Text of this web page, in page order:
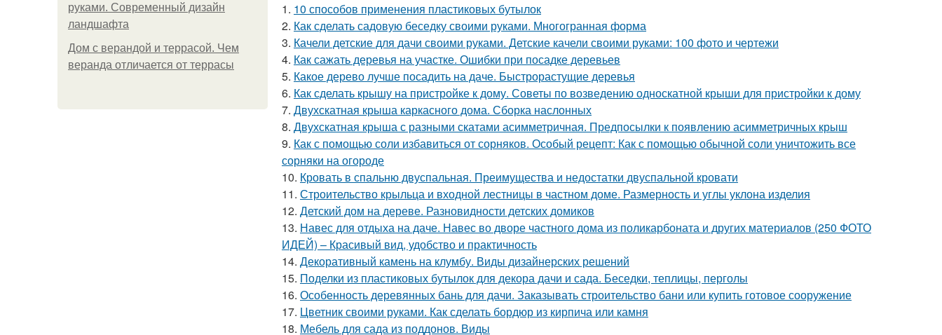
руками. Современный дизайн
ландшафта
Дом с верандой и террасой. Чем
веранда отличается от террасы
1. 10 способов применения пластиковых бутылок
2. Как сделать садовую беседку своими руками. Многогранная форма
3. Качели детские для дачи своими руками. Детские качели своими руками: 100 фото и чертежи
4. Как сажать деревья на участке. Ошибки при посадке деревьев
5. Какое дерево лучше посадить на даче. Быстрорастущие деревья
6. Как сделать крышу на пристройке к дому. Советы по возведению односкатной крыши для пристройки к дому
7. Двухскатная крыша каркасного дома. Сборка наслонных
8. Двухскатная крыша с разными скатами асимметричная. Предпосылки к появлению асимметричных крыш
9. Как с помощью соли избавиться от сорняков. Особый рецепт: Как с помощью обычной соли уничтожить все
сорняки на огороде
10. Кровать в спальню двуспальная. Преимущества и недостатки двуспальной кровати
11. Строительство крыльца и входной лестницы в частном доме. Размерность и углы уклона изделия
12. Детский дом на дереве. Разновидности детских домиков
13. Навес для отдыха на даче. Навес во дворе частного дома из поликарбоната и других материалов (250 ФОТО
ИДЕЙ) – Красивый вид, удобство и практичность
14. Декоративный камень на клумбу. Виды дизайнерских решений
15. Поделки из пластиковых бутылок для декора дачи и сада. Беседки, теплицы, перголы
16. Особенность деревянных бань для дачи. Заказывать строительство бани или купить готовое сооружение
17. Цветник своими руками. Как сделать бордюр из кирпича или камня
18. Мебель для сада из поддонов. Виды